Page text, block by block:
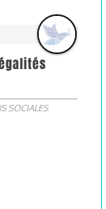
SOCIALES